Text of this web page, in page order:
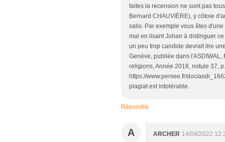
faites la recension ne sont pas
Bernard CHAUVIÈRE), y côtoie
salis. Par exemple vous êtes
mal en lisant Johan à distinguer
un peu trop candide devrait lire
Genève, publiée dans
religions, Année 2018, notule 37,
https://www.persee.fr/doc/
plagiat est intolérable.
Répondre
A ARCHER 14/04/2022